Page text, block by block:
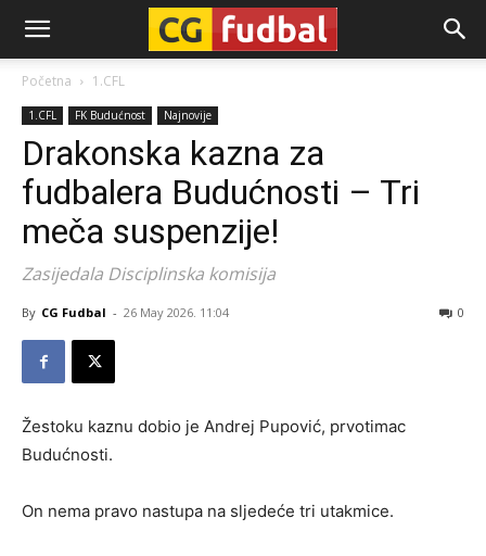
CG-
Fudbal
Početna 1.CFL
1.CFL FK Budućnost Najnovije
Drakonska kazna za
fudbalera Budućnosti – Tri
meča suspenzije!
Zasijedala Disciplinska komisija
By CG Fudbal - 26 May 2026. 11:04 0
Žestoku kaznu dobio je Andrej Pupović, prvotimac
Budućnosti.
On nema pravo nastupa na sljedeće tri utakmice.